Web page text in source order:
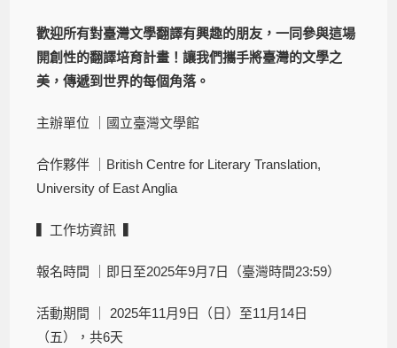
歡迎所有對臺灣文學翻譯有興趣的朋友，一同參與這場
開創性的翻譯培育計畫！讓我們攜手將臺灣的文學之
美，傳遞到世界的每個角落。
主辦單位 ｜國立臺灣文學館
合作夥伴 ｜British Centre for Literary Translation,
University of East Anglia
▍工作坊資訊 ▍
報名時間 ｜即日至2025年9月7日（臺灣時間23:59）
活動期間 ｜ 2025年11月9日（日）至11月14日
（五），共6天